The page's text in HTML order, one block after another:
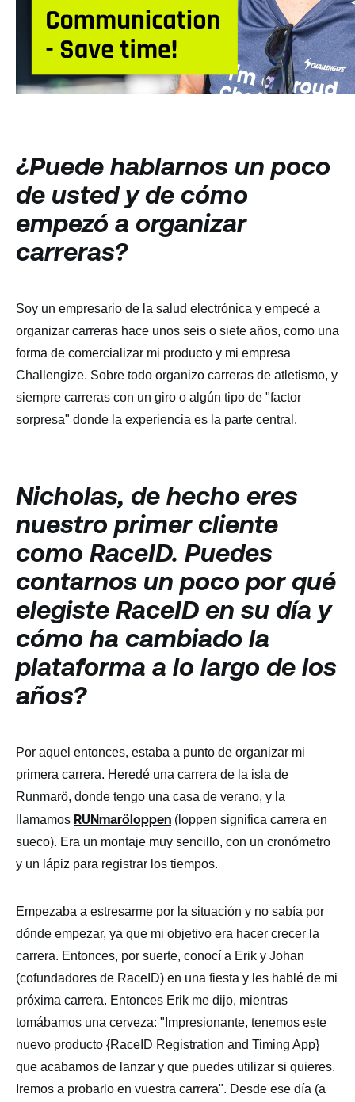
¿Puede hablarnos un poco
de usted y de cómo
empezó a organizar
carreras?
Soy un empresario de la salud electrónica y empecé a
organizar carreras hace unos seis o siete años, como una
forma de comercializar mi producto y mi empresa
Challengize. Sobre todo organizo carreras de atletismo, y
siempre carreras con un giro o algún tipo de "factor
sorpresa" donde la experiencia es la parte central.
Nicholas, de hecho eres
nuestro primer cliente
como RaceID. Puedes
contarnos un poco por qué
elegiste RaceID en su día y
cómo ha cambiado la
plataforma a lo largo de los
años?
Por aquel entonces, estaba a punto de organizar mi
primera carrera. Heredé una carrera de la isla de
Runmarö, donde tengo una casa de verano, y la
llamamos RUNmaröloppen (loppen significa carrera en
sueco). Era un montaje muy sencillo, con un cronómetro
y un lápiz para registrar los tiempos.
Empezaba a estresarme por la situación y no sabía por
dónde empezar, ya que mi objetivo era hacer crecer la
carrera. Entonces, por suerte, conocí a Erik y Johan
(cofundadores de RaceID) en una fiesta y les hablé de mi
próxima carrera. Entonces Erik me dijo, mientras
tomábamos una cerveza: "Impresionante, tenemos este
nuevo producto {RaceID Registration and Timing App}
que acabamos de lanzar y que puedes utilizar si quieres.
Iremos a probarlo en vuestra carrera". Desde ese día (a